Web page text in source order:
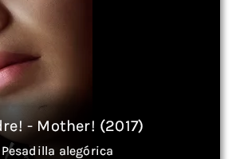
- Mother! (2017)
Pesadilla alegórica